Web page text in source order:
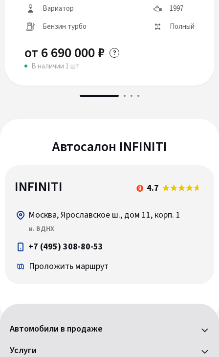
Вариатор
1997
Бензин турбо
Полный
от 6 690 000 ₽
В наличии 1 шт
Автосалон INFINITI
INFINITI 4.7
Москва, Ярославское ш., дом 11, корп. 1
м. ВДНХ
+7 (495) 308-80-53
Проложить маршрут
Автомобили в продаже
Услуги